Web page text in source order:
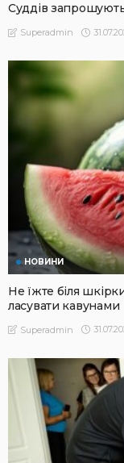
Суддів
Superadmin
НОВИНИ
Не їжте біля
ласувати кавунами
Superadmin